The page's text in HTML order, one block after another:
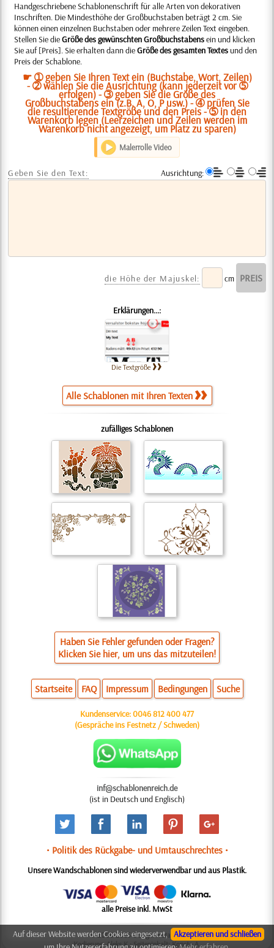
Handgeschriebene Schablonenschrift für alle Arten von dekorativen
Inschriften. Die Mindesthöhe der Großbuchstaben beträgt 2 cm. Sie
können einen einzelnen Buchstaben oder mehrere Zeilen Text eingeben.
Stellen Sie dieGröße des gewünschten Großbuchstabensein und klicken
Sie auf [Preis]. Sie erhalten dann dieGröße des gesamten Textes und den
Preis der Schablone.
☛ ➀ geben Sie Ihren Text ein (Buchstabe, Wort, Zeilen)
- ➁ wählen Sie die Ausrichtung (kann jederzeit vor ➄
erfolgen) - ➂ geben Sie die Größe des
Großbuchstabens ein (z.B. A, O, P usw.) - ➃ prüfen Sie
die resultierende Textgröße und den Preis - ➄ in den
Warenkorb legen (Leerzeichen und Zeilen werden im
Warenkorb nicht angezeigt, um Platz zu sparen)
Malerrolle Video
Geben Sie den Text: Ausrichtung:
die Höhe der Majuskel: cm
Erklärungen...:
Die Textgröße
Alle Schablonen mit Ihren Texten
zufälliges Schablonen
Haben Sie Fehler gefunden oder Fragen?
Klicken Sie hier, um uns das mitzuteilen!
Startseite FAQ Impressum Bedingungen Suche
Kundenservice:0046 812 400 477
(Gespräche ins Festnetz / Schweden)
inf@schablonenreich.de
(ist in Deutsch und Englisch)
• Politik des Rückgabe- und Umtauschrechtes •
Unsere Wandschablonen sind wiederverwendbar und aus Plastik.
alle Preise inkl. MwSt
© 2006-2025 Design: Natali M.
Kodierung: Aleks K.; Seiteninhalt: Konsta A.
Akzeptieren und schließen
Auf dieser Website werden Cookies eingesetzt,